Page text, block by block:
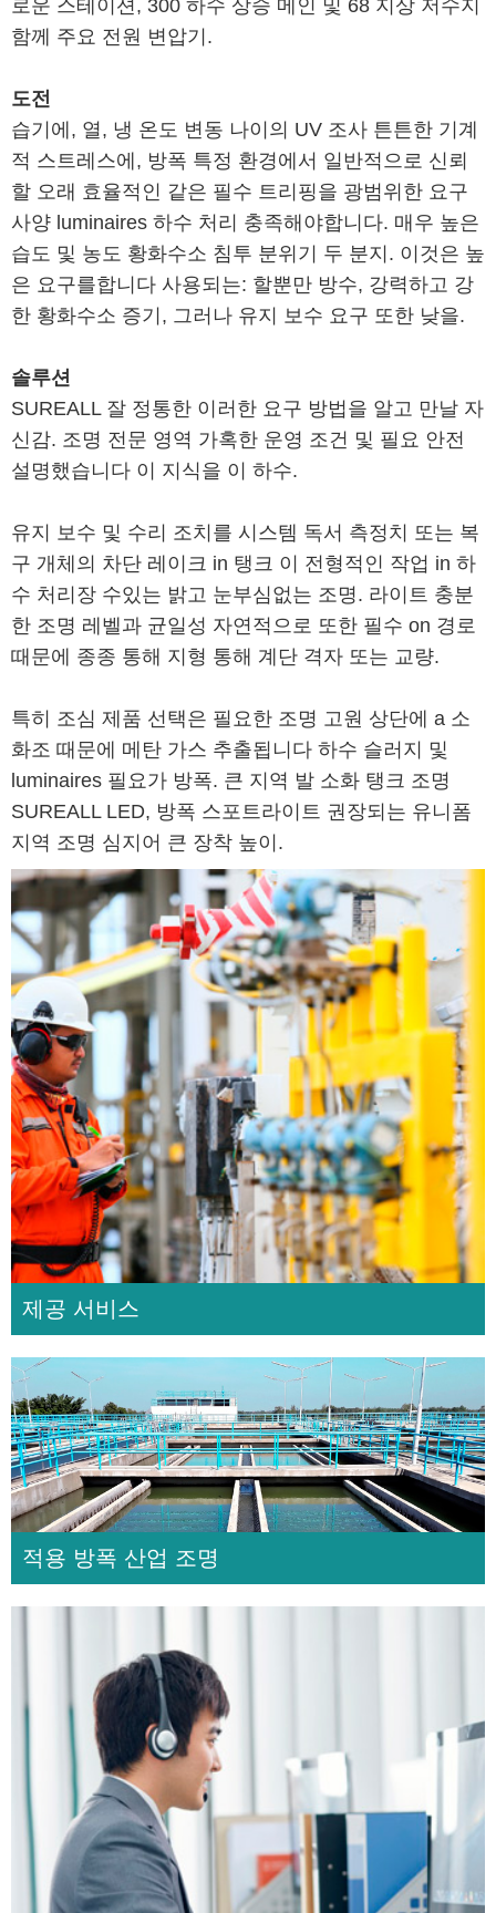
로운 스테이션, 300 하수 상승 메인 및 68 지상 저수지
함께 주요 전원 변압기.
도전
습기에, 열, 냉 온도 변동 나이의 UV 조사 튼튼한 기계
적 스트레스에, 방폭 특정 환경에서 일반적으로 신뢰
할 오래 효율적인 같은 필수 트리핑을 광범위한 요구
사양 luminaires 하수 처리 충족해야합니다. 매우 높은
습도 및 농도 황화수소 침투 분위기 두 분지. 이것은 높
은 요구를합니다 사용되는: 할뿐만 방수, 강력하고 강
한 황화수소 증기, 그러나 유지 보수 요구 또한 낮을.
솔루션
SUREALL 잘 정통한 이러한 요구 방법을 알고 만날 자
신감. 조명 전문 영역 가혹한 운영 조건 및 필요 안전
설명했습니다 이 지식을 이 하수.
유지 보수 및 수리 조치를 시스템 독서 측정치 또는 복
구 개체의 차단 레이크 in 탱크 이 전형적인 작업 in 하
수 처리장 수있는 밝고 눈부심없는 조명. 라이트 충분
한 조명 레벨과 균일성 자연적으로 또한 필수 on 경로
때문에 종종 통해 지형 통해 계단 격자 또는 교량.
특히 조심 제품 선택은 필요한 조명 고원 상단에 a 소
화조 때문에 메탄 가스 추출됩니다 하수 슬러지 및
luminaires 필요가 방폭. 큰 지역 발 소화 탱크 조명
SUREALL LED, 방폭 스포트라이트 권장되는 유니폼
지역 조명 심지어 큰 장착 높이.
제공 서비스
적용 방폭 산업 조명